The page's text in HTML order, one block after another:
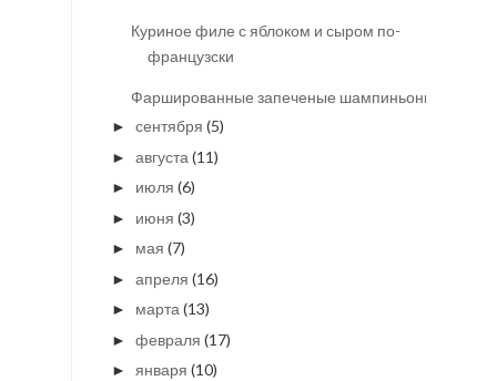
Куриное филе с яблоком и сыром по-
французски
Фаршированные запеченые шампиньоны
► сентября (5)
► августа (11)
► июля (6)
► июня (3)
► мая (7)
► апреля (16)
► марта (13)
► февраля (17)
► января (10)